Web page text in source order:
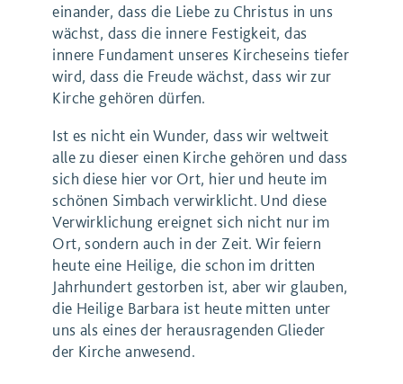
einander, dass die Liebe zu Christus in uns
wächst, dass die innere Festigkeit, das
innere Fundament unseres Kircheseins tiefer
wird, dass die Freude wächst, dass wir zur
Kirche gehören dürfen.
Ist es nicht ein Wunder, dass wir weltweit
alle zu dieser einen Kirche gehören und dass
sich diese hier vor Ort, hier und heute im
schönen Simbach verwirklicht. Und diese
Verwirklichung ereignet sich nicht nur im
Ort, sondern auch in der Zeit. Wir feiern
heute eine Heilige, die schon im dritten
Jahrhundert gestorben ist, aber wir glauben,
die Heilige Barbara ist heute mitten unter
uns als eines der herausragenden Glieder
der Kirche anwesend.